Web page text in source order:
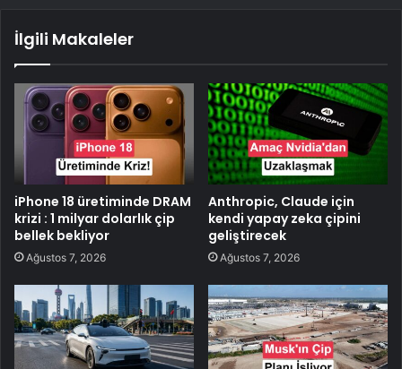
İlgili Makaleler
iPhone 18 üretiminde DRAM
krizi : 1 milyar dolarlık çip
bellek bekliyor
Ağustos 7, 2026
Anthropic, Claude için
kendi yapay zeka çipini
geliştirecek
Ağustos 7, 2026